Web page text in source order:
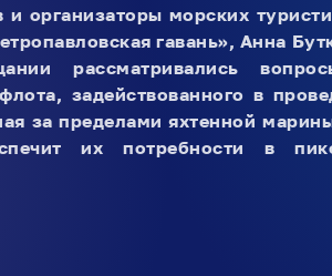
организаторы морских
гавань», Анна
рассматривались
задействованного в
за пределами яхтенной
их потребности в